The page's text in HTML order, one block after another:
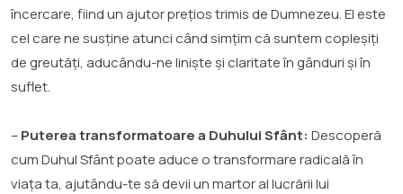
încercare, fiind un ajutor prețios trimis de Dumnezeu. El este
cel care ne susține atunci când simțim că suntem copleșiți
de greutăți, aducându-ne liniște și claritate în gânduri și în
suflet.
–Puterea transformatoare a Duhului Sfânt: Descoperă
cum Duhul Sfânt poate aduce o transformare radicală în
viața ta, ajutându-te să devii un martor al lucrării lui